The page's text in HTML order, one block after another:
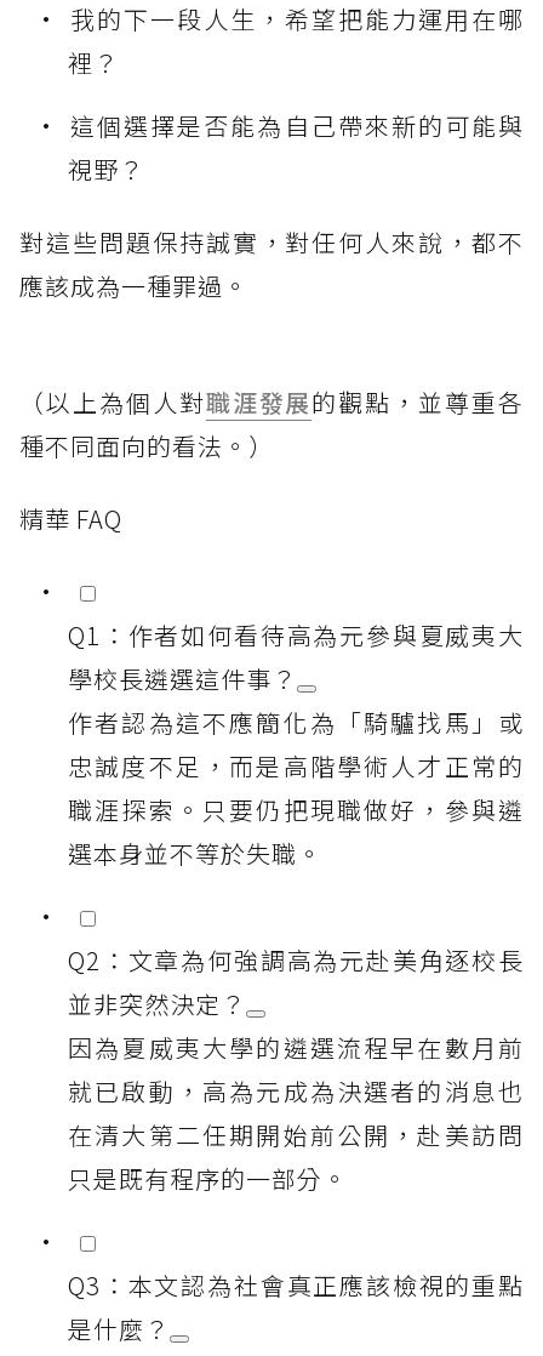
我的下一段人生，希望把能力運用在哪
裡？
這個選擇是否能為自己帶來新的可能與
視野？
對這些問題保持誠實，對任何人來說，都不
應該成為一種罪過。
（以上為個人對職涯發展的觀點，並尊重各
種不同面向的看法。）
精華 FAQ
Q1：作者如何看待高為元參與夏威夷大
學校長遴選這件事？
作者認為這不應簡化為「騎驢找馬」或
忠誠度不足，而是高階學術人才正常的
職涯探索。只要仍把現職做好，參與遴
選本身並不等於失職。
Q2：文章為何強調高為元赴美角逐校長
並非突然決定？
因為夏威夷大學的遴選流程早在數月前
就已啟動，高為元成為決選者的消息也
在清大第二任期開始前公開，赴美訪問
只是既有程序的一部分。
Q3：本文認為社會真正應該檢視的重點
是什麼？